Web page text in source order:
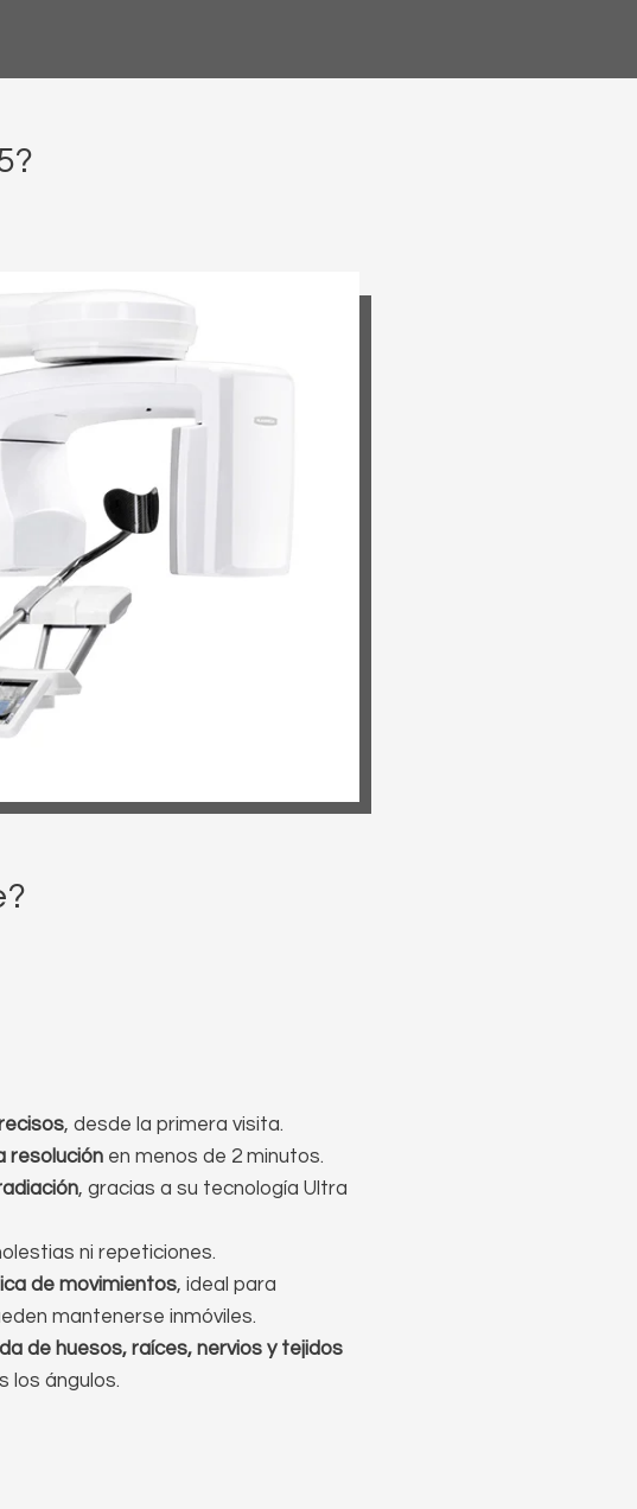
, desde la primera visita.
resolución en menos de 2 minutos.
, gracias a su tecnología Ultra
ni repeticiones.
de movimientos, ideal para
mantenerse inmóviles.
de huesos, raíces, nervios y tejidos
los ángulos.